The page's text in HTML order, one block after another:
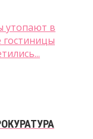
утопают в
гостиницы